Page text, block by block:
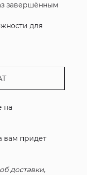
завершённым
для
на
вам придет
доставки,